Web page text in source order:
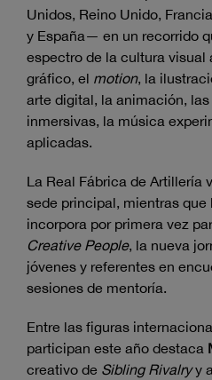
Unidos, Reino Unido,
y España— en un recorrido
espectro de la cultura visual
gráfico, el motion, la
arte digital, la animación,
inmersivas, la música
aplicadas.
La Real Fábrica de Artillería
sede principal, mientras
incorpora por primera vez
Creative People, la nueva
jóvenes y referentes en
sesiones de mentoría.
Entre las figuras
participan este año destaca
creativo de Sibling Rivalryy